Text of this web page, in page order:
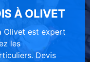
À OLIVET
Olivet est expert
les
Devis